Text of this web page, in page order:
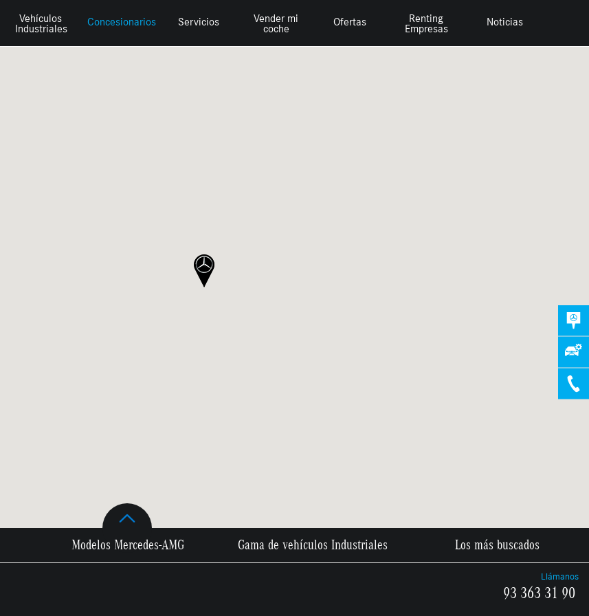
Vehículos
Industriales
Concesionarios Servicios Vender mi
coche
Ofertas Renting
Empresas
Noticias
Modelos Mercedes-AMG Gama de vehículos Industriales Los más buscados
Llámanos
93 363 31 90